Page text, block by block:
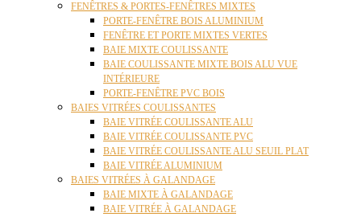
FENÊTRES & PORTES-FENÊTRES MIXTES
PORTE-FENÊTRE BOIS ALUMINIUM
FENÊTRE ET PORTE MIXTES VERTES
BAIE MIXTE COULISSANTE
BAIE COULISSANTE MIXTE BOIS ALU VUE
INTÉRIEURE
PORTE-FENÊTRE PVC BOIS
BAIES VITRÉES COULISSANTES
BAIE VITRÉE COULISSANTE ALU
BAIE VITRÉE COULISSANTE PVC
BAIE VITRÉE COULISSANTE ALU SEUIL PLAT
BAIE VITRÉE ALUMINIUM
BAIES VITRÉES À GALANDAGE
BAIE MIXTE À GALANDAGE
BAIE VITRÉE À GALANDAGE